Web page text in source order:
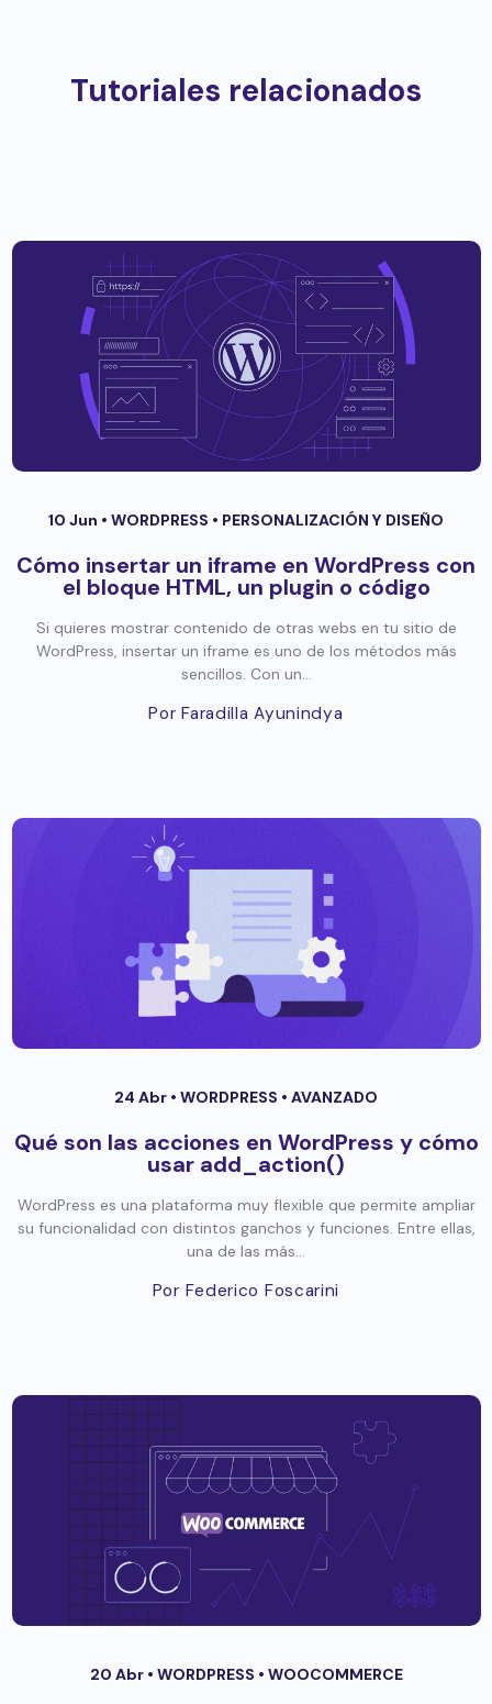
Tutoriales relacionados
10 Jun • WORDPRESS • PERSONALIZACIÓN Y DISEÑO
Cómo insertar un iframe en WordPress con
el bloque HTML, un plugin o código
Si quieres mostrar contenido de otras webs en tu sitio de
WordPress, insertar un iframe es uno de los métodos más
sencillos. Con un...
Por Faradilla Ayunindya
24 Abr • WORDPRESS • AVANZADO
Qué son las acciones en WordPress y cómo
usar add_action()
WordPress es una plataforma muy flexible que permite ampliar
su funcionalidad con distintos ganchos y funciones. Entre ellas,
una de las más...
Por Federico Foscarini
20 Abr • WORDPRESS • WOOCOMMERCE